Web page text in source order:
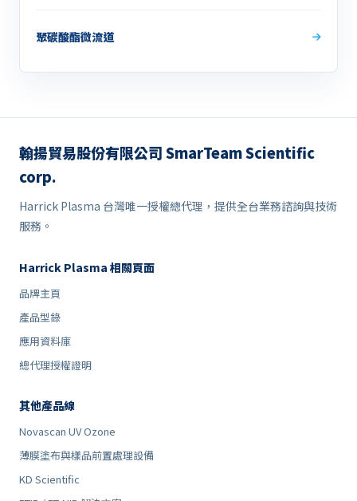
聚碳酸酯微流道
翰揚貿易股份有限公司 SmarTeam Scientific
corp.
Harrick Plasma 台灣唯一授權總代理，提供全台業務諮詢與技術
服務。
Harrick Plasma 相關頁面
品牌主頁
產品型錄
應用資料庫
總代理授權證明
其他產品線
Novascan UV Ozone
薄膜塗布與樣品前置處理設備
KD Scientific